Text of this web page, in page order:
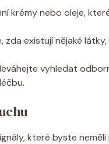
krémy nebo oleje,
zda existují nějaké
vyhledat
které byste